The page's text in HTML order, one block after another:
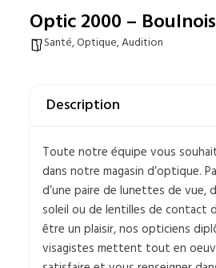
Optic 2000 – Boulnois
Santé, Optique, Audition
Description
Toute notre équipe vous
dans notre magasin d’optique.
d’une paire de lunettes de vue,
soleil ou de lentilles de
être un plaisir, nos opticiens
visagistes mettent tout en